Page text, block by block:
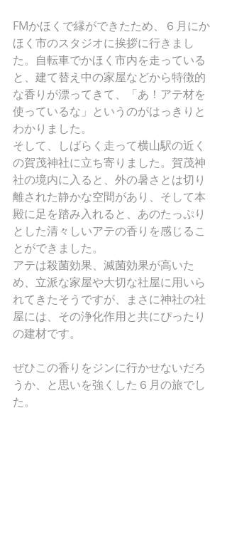
FMかほくで縁ができたため、６月にか
ほく市のスタジオに挨拶に行きまし
た。自転車でかほく市内を走っている
と、建て替え中の家屋などから特徴的
な香りが漂ってきて、「あ！アテ材を
使っているな」というのがはっきりと
わかりました。
そして、しばらく走って横山駅の近く
の賀茂神社に立ち寄りました。賀茂神
社の境内に入ると、外の暑さとは切り
離された静かな空間があり、そして本
殿に足を踏み入れると、あのたっぷり
とした清々しいアテの香りを感じるこ
とができました。
アテは殺菌効果、滅菌効果が高いた
め、立派な家屋や大切な社屋に用いら
れてきたそうですが、まさに神社の社
屋には、その浄化作用と共にぴったり
の建材です。
ぜひこの香りをジンに行かせないだろ
うか、と思いを強くした６月の旅でし
た。